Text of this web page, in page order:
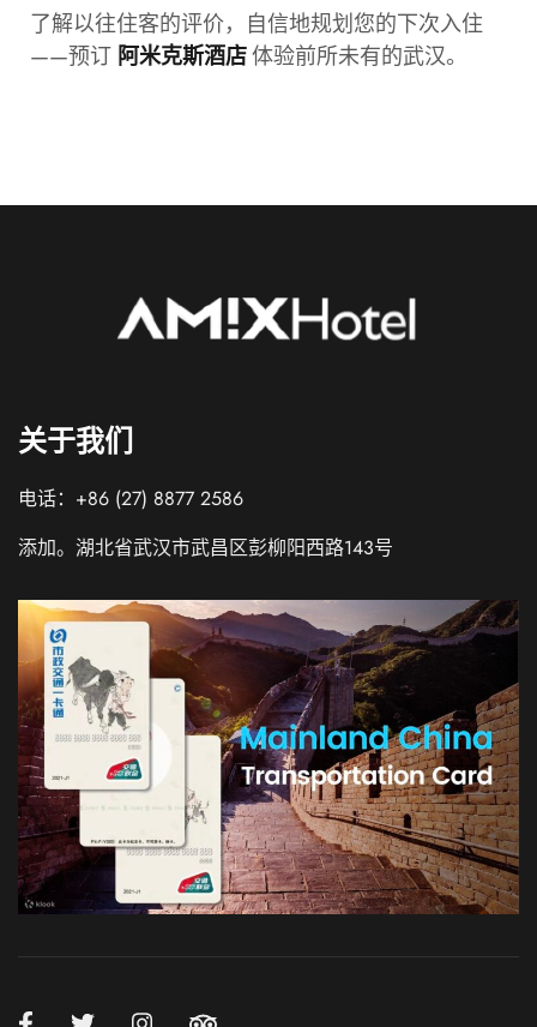
了解以往住客的评价，自信地规划您的下次入住
——预订 阿米克斯酒店体验前所未有的武汉。
关于我们
电话：+86 (27) 8877 2586
添加。湖北省武汉市武昌区彭柳阳西路143号
Korean
French
German
Italian
Russian